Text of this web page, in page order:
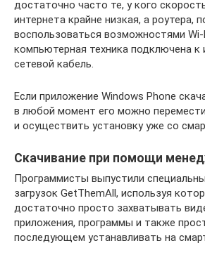
достаточно часто те, у кого
интернета крайне низкая, а роутера,
воспользоваться возможностями Wi-
компьютерная техника подключена к
сетевой кабель.
Если приложение Windows Phone
в любой момент его можно
и осуществить установку уже со
Скачивание при помощи
Программисты выпустили
загрузок GetThemAll, используя
достаточно просто захватывать
приложения, программы и также
последующем устанавливать на